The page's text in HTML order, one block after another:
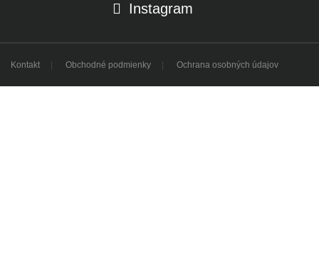
Instagram
Kontakt Obchodné podmienky Ochrana osobných údajov